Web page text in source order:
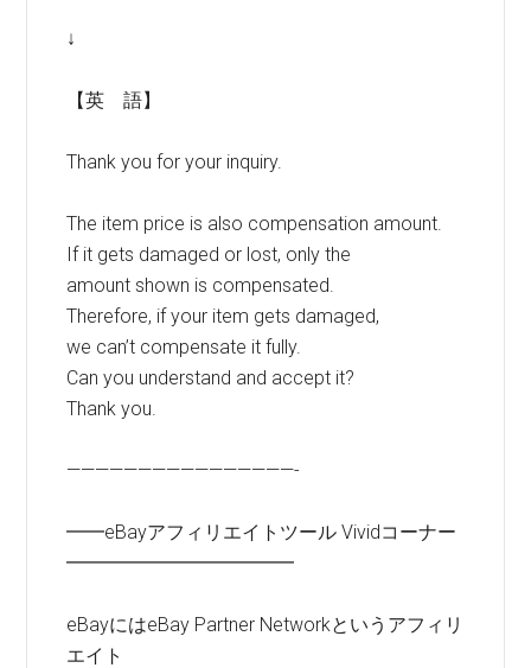
↓
【英 語】
Thank you for your inquiry.
The item price is also compensation amount.
If it gets damaged or lost, only the
amount shown is compensated.
Therefore, if your item gets damaged,
we can’t compensate it fully.
Can you understand and accept it?
Thank you.
————————————————-
━━eBayアフィリエイトツール Vividコーナー
━━━━━━━━━━━━
eBayにはeBay Partner Networkというアフィリ
エイト